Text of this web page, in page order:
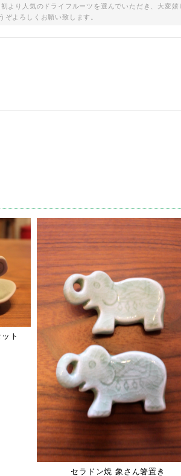
より人気のドライフルーツを選んでいただき、大変
よろしくお願い致します。
とで、大変嬉しく思います。 パッと目を惹く蓮模様
ろしくお願い致します☆
カート CB-1 ♡タイダイ模様♡
対応もとても早くて丁寧で嬉しかったです(^-^) あり
とうございました(^^) 重ねて、評価、レビューコメ
気に入っていただけると幸いです( ^ω^ ) 今後とも
ト
セラドン焼 象さん箸置き